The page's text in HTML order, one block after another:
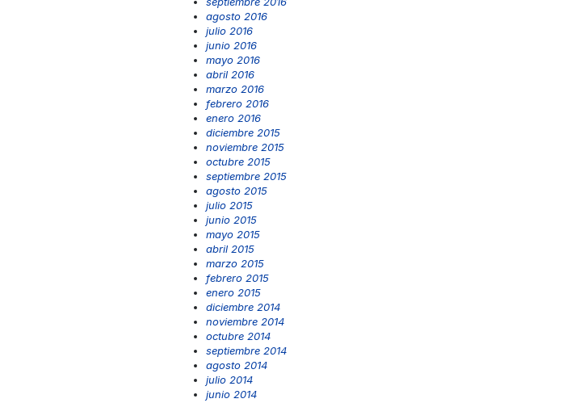
agosto 2016
julio 2016
junio 2016
mayo 2016
abril 2016
marzo 2016
febrero 2016
enero 2016
diciembre 2015
noviembre 2015
octubre 2015
septiembre 2015
agosto 2015
julio 2015
junio 2015
mayo 2015
abril 2015
marzo 2015
febrero 2015
enero 2015
diciembre 2014
noviembre 2014
octubre 2014
septiembre 2014
agosto 2014
julio 2014
junio 2014